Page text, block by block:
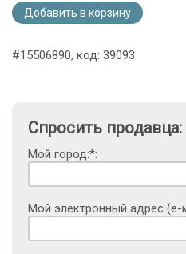
Добавить в корзину
#15506890, код: 39093
Спросить продавца:
Мой город:*:
Мой электронный адрес (е-